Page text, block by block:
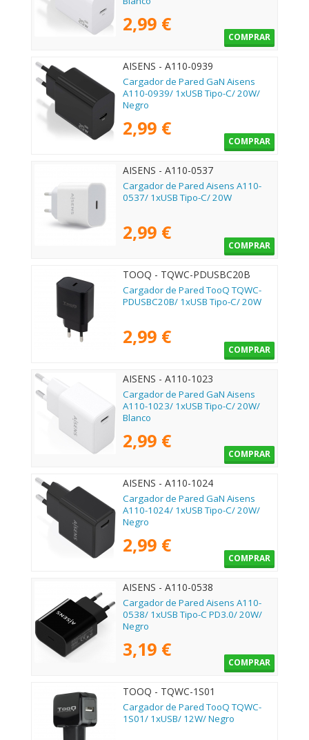
2,99 €
COMPRAR
AISENS - A110-0939
Cargador de Pared GaN Aisens
A110-0939/ 1xUSB Tipo-C/ 20W/
Negro
2,99 €
COMPRAR
AISENS - A110-0537
Cargador de Pared Aisens A110-
0537/ 1xUSB Tipo-C/ 20W
2,99 €
COMPRAR
TOOQ - TQWC-PDUSBC20B
Cargador de Pared TooQ TQWC-
PDUSBC20B/ 1xUSB Tipo-C/ 20W
2,99 €
COMPRAR
AISENS - A110-1023
Cargador de Pared GaN Aisens
A110-1023/ 1xUSB Tipo-C/ 20W/
Blanco
2,99 €
COMPRAR
AISENS - A110-1024
Cargador de Pared GaN Aisens
A110-1024/ 1xUSB Tipo-C/ 20W/
Negro
2,99 €
COMPRAR
AISENS - A110-0538
Cargador de Pared Aisens A110-
0538/ 1xUSB Tipo-C PD3.0/ 20W/
Negro
3,19 €
COMPRAR
TOOQ - TQWC-1S01
Cargador de Pared TooQ TQWC-
1S01/ 1xUSB/ 12W/ Negro